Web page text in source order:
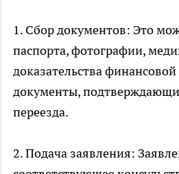
1. Сбор документов: Это
паспорта, фотографии,
доказательства
документы,
переезда.
2. Подача заявления: